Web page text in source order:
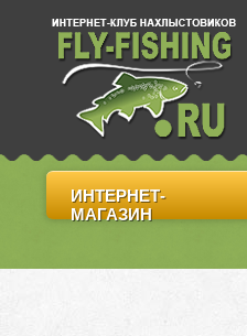
ИНТЕРНЕТ-
МАГАЗИН